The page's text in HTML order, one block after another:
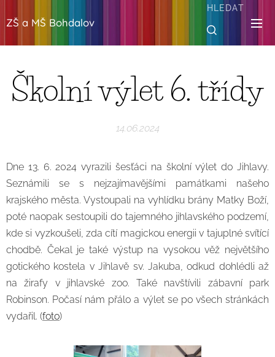
ZŠ a MŠ Bohdalov
HLEDAT
Školní výlet 6. třídy
14.06.2024
Dne 13. 6. 2024 vyrazili šesťáci na školní výlet do Jihlavy.
Seznámili se s nejzajímavějšími památkami našeho
krajského města. Vystoupali na vyhlídku brány Matky Boží,
poté naopak sestoupili do tajemného jihlavského podzemí,
kde si vyzkoušeli, zda cítí magickou energii v tajuplné svítící
chodbě. Čekal je také výstup na vysokou věž největšího
gotického kostela v Jihlavě sv. Jakuba, odkud dohlédli až
na žirafy v jihlavské zoo. Také navštívili zábavní park
Robinson. Počasí nám přálo a výlet se po všech stránkách
vydařil. (foto)